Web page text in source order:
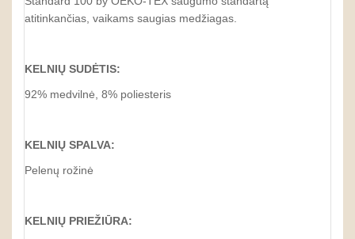
atitinkančias, vaikams saugias medžiagas.
KELNIŲ SUDĖTIS:
92% medvilnė, 8% poliesteris
KELNIŲ SPALVA:
Pelenų rožinė
KELNIŲ PRIEŽIŪRA: